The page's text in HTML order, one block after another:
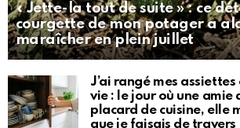
« Jette-la tout de suite » : ce
courgette de mon potager a
maraîcher en plein juillet
J’ai rangé mes
vie : le jour où une amie
placard de cuisine, elle
que je faisais de travers